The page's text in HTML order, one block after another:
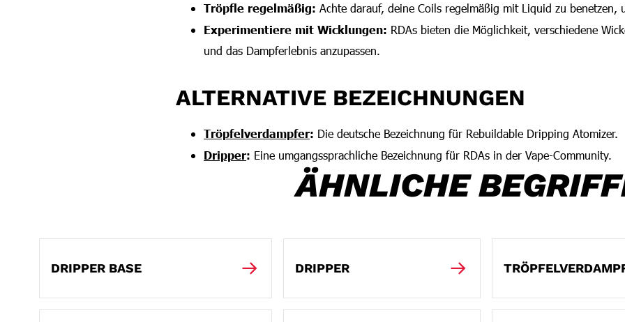
Tröpfle regelmäßig: Achte darauf, deine Coils regelmäßig mit Liquid zu benetzen,
Experimentiere mit Wicklungen: RDAs bieten die Möglichkeit, verschiedene
und das Dampferlebnis anzupassen.
ALTERNATIVE BEZEICHNUNGEN
Tröpfelverdampfer: Die deutsche Bezeichnung für Rebuildable Dripping Atomizer.
Dripper: Eine umgangssprachliche Bezeichnung für RDAs in der Vape-Community.
ÄHNLICHE
DRIPPER BASE DRIPPER